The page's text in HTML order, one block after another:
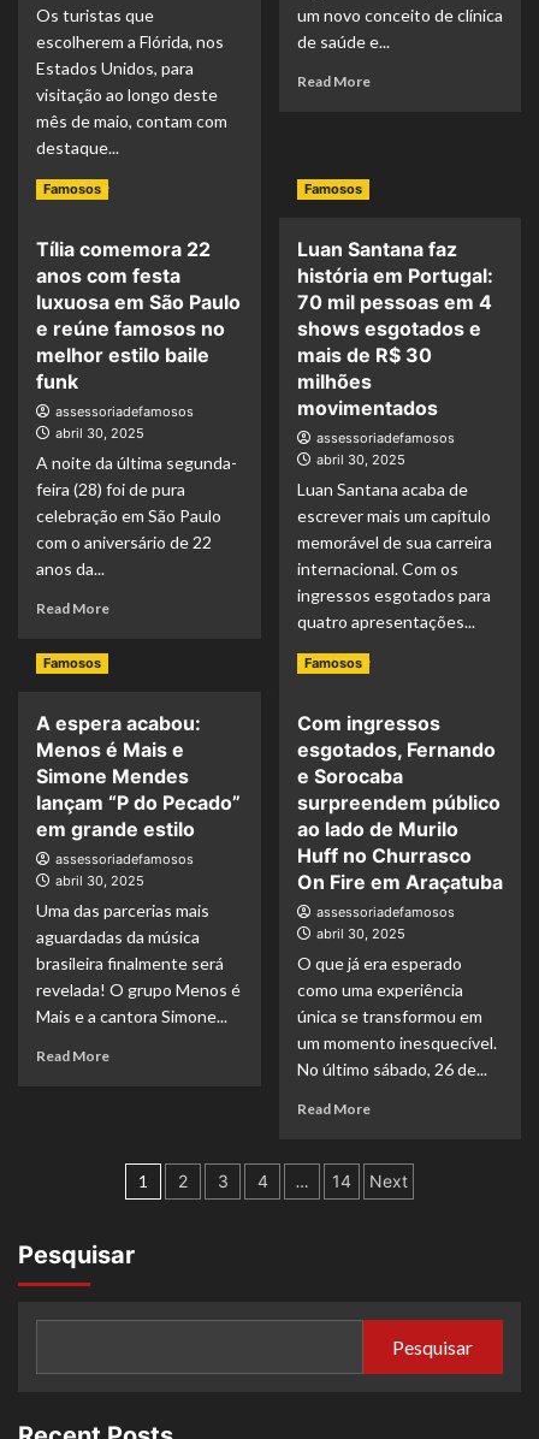
“NaviGaga”,
com
saída
na
Marina
(RJ)
após
ser
Os turistas que
escolherem a Flórida, nos
Estados Unidos, para
visitação ao longo deste
mês de maio, contam com
destaque...
Read MoreRead
EUA:
“Liquid
Cities”
apresenta
conceituada
Gallery,
na
Flórida,
exposição
brasileiro
Gerson
um novo conceito de clínica
de saúde e...
Read MoreRead
e
Bem-
Estar
chega
ao
Coração
São
Paulo
Famosos
Tília comemora 22
anos com festa
luxuosa em São Paulo
e reúne famosos no
melhor estilo baile
funk
assessoriadefamosos
abril 30, 2025
A noite da última segunda-
feira (28) foi de pura
celebração em São Paulo
com o aniversário de 22
anos da...
Read MoreRead
22
anos
com
festa
luxuosa
em
São
Paulo
famosos
no
melhor
estilo
funk
Famosos
Luan Santana faz
história em Portugal:
70 mil pessoas em 4
shows esgotados e
mais de R$ 30
milhões
movimentados
assessoriadefamosos
abril 30, 2025
Luan Santana acaba de
escrever mais um capítulo
memorável de sua carreira
internacional. Com os
ingressos esgotados para
quatro apresentações...
Read MoreRead
Luan
Santana
faz
história
em
Portugal:
70
mil
pessoas
em
shows
esgotados
e
mais
de
30
movimentados
Famosos
A espera acabou:
Menos é Mais e
Simone Mendes
lançam “P do Pecado”
em grande estilo
assessoriadefamosos
abril 30, 2025
Uma das parcerias mais
aguardadas da música
brasileira finalmente será
revelada! O grupo Menos é
Mais e a cantora Simone...
Read MoreRead
acabou:
Menos
e
lançam
do
Famosos
Com ingressos
esgotados, Fernando
e Sorocaba
surpreendem público
ao lado de Murilo
Huff no Churrasco
On Fire em Araçatuba
assessoriadefamosos
abril 30, 2025
O que já era esperado
como uma experiência
única se transformou em
um momento inesquecível.
No último sábado, 26 de...
Read MoreRead
Com
ingressos
lado
Paginação
posts
1 2 3 4 … 14 Next
Pesquisar
Pesquisar